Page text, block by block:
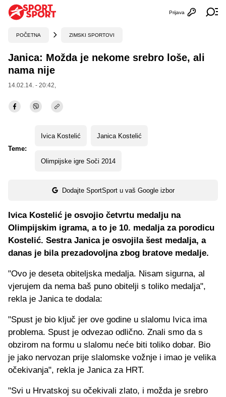
Otvori
Prijava
POČETNA ZIMSKI SPORTOVI
Janica: Možda je nekome srebro loše, ali
nama nije
14.02.14. - 20:42,
Teme:
Ivica Kostelić Janica Kostelić
Olimpijske igre Soči 2014
Dodajte SportSport u vaš Google izbor
Ivica Kostelić je osvojio četvrtu medalju na
Olimpijskim igrama, a to je 10. medalja za porodicu
Kostelić. Sestra Janica je osvojila šest medalja, a
danas je bila prezadovoljna zbog bratove medalje.
"Ovo je deseta obiteljska medalja. Nisam sigurna, al
vjerujem da nema baš puno obitelji s toliko medalja",
rekla je Janica te dodala:
"Spust je bio ključ jer ove godine u slalomu Ivica ima
problema. Spust je odvezao odlično. Znali smo da s
obzirom na formu u slalomu neće biti toliko dobar. Bio
je jako nervozan prije slalomske vožnje i imao je velika
očekivanja", rekla je Janica za HRT.
"Svi u Hrvatskoj su očekivali zlato, i možda je srebro